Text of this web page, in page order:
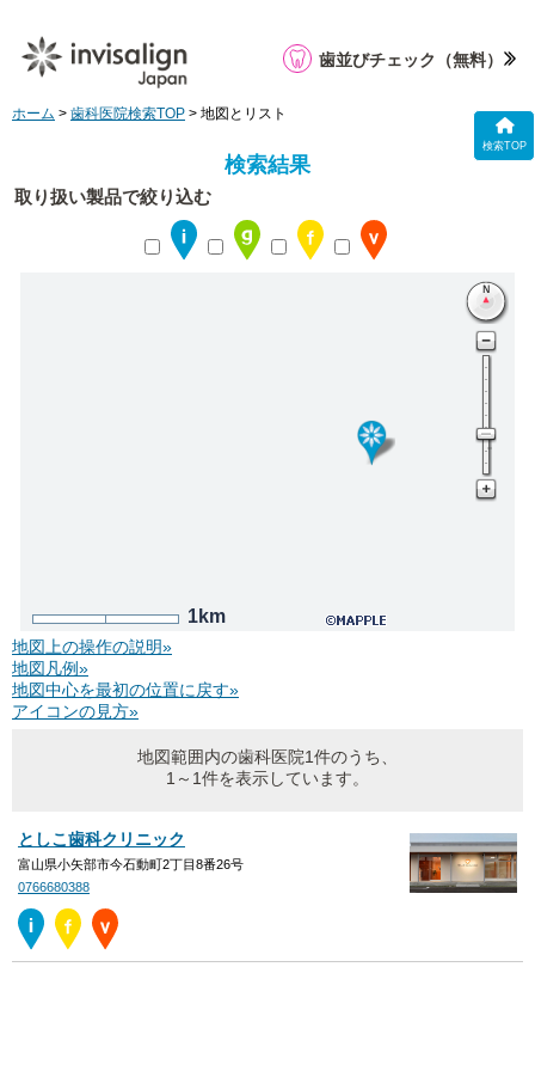
検索TOP
歯並びチェック （無料）
ホーム > 歯科医院検索TOP > 地図とリスト
検索結果
取り扱い製品で絞り込む
1km
地図上の操作の説明»
地図凡例»
地図中心を最初の位置に戻す»
アイコンの見方»
地図範囲内の歯科医院1件のうち、
1～1件を表示しています。
としこ歯科クリニック
富山県小矢部市今石動町2丁目8番26号
0766680388